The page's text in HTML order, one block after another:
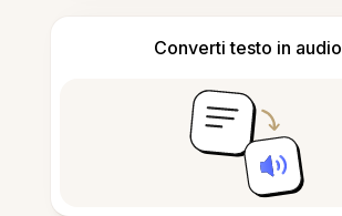
Converti testo in audio